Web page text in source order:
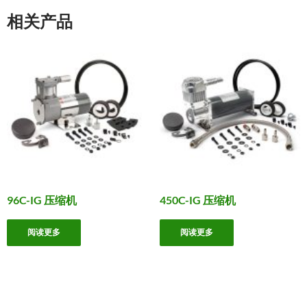
相关产品
96C-IG 压缩机
阅读更多
450C-IG 压缩机
阅读更多